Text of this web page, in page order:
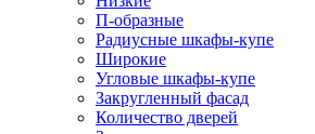
П-образные
Радиусные шкафы-купе
Широкие
Угловые шкафы-купе
Закругленный фасад
Количество дверей